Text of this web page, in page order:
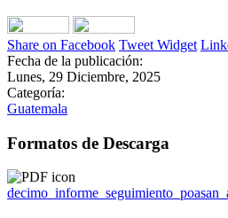
Share on Facebook Tweet Widget
Fecha de la publicación:
Lunes, 29 Diciembre, 2025
Categoría:
Guatemala
Formatos de Descarga